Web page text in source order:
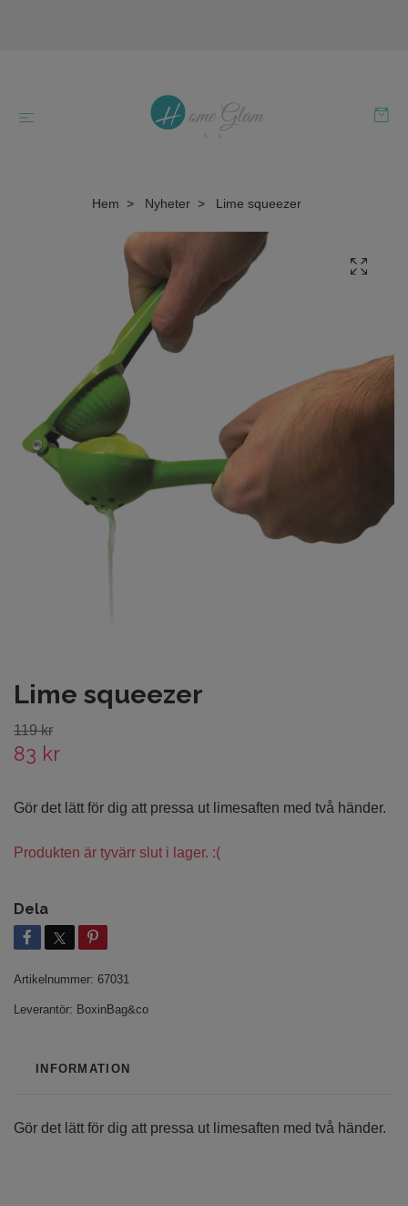
Hem Nyheter Lime squeezer
Lime squeezer
119 kr
83 kr
Gör det lätt för dig att pressa ut limesaften med två händer.
Produkten är tyvärr slut i lager. :(
Dela
Artikelnummer: 67031
Leverantör: BoxinBag&co
INFORMATION
Gör det lätt för dig att pressa ut limesaften med två händer.